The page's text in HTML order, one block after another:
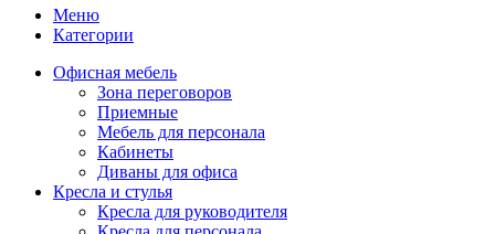
Меню
Категории
Офисная мебель
Зона переговоров
Приемные
Мебель для персонала
Кабинеты
Диваны для офиса
Кресла и стулья
Кресла для руководителя